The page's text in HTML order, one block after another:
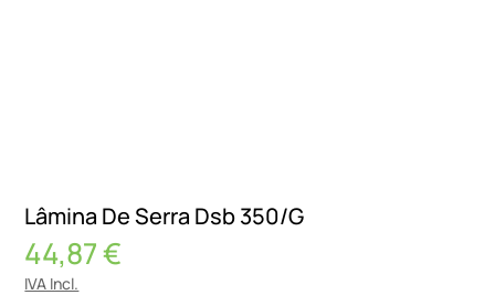
Lâmina De Serra Dsb 350/G
44,87€
IVA Incl.